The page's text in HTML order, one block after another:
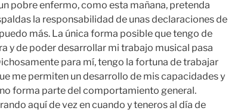
pobre enfermo, como esta mañana, pretenda
la responsabilidad de unas declaraciones de
más. La única forma posible que tengo de
y de poder desarrollar mi trabajo musical pasa
para mí, tengo la fortuna de trabajar
me permiten un desarrollo de mis capacidades y
forma parte del comportamiento general.
aquí de vez en cuando y teneros al día de